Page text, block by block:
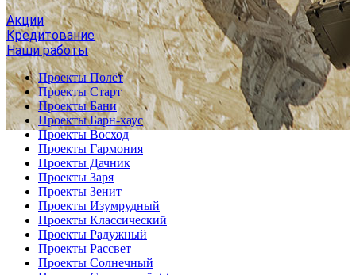
Акции
Кредитование
Наши работы
Проекты Полёт
Проекты Старт
Проекты Бани
Проекты Барн-хаус
Проекты Восход
Проекты Гармония
Проекты Дачник
Проекты Заря
Проекты Зенит
Проекты Изумрудный
Проекты Классический
Проекты Радужный
Проекты Рассвет
Проекты Солнечный